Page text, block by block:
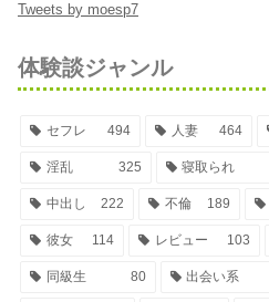
Tweets by moesp7
体験談ジャンル
セフレ 494 人妻 464
淫乱 325 寝取られ
中出し 222 不倫 189
彼女 114 レビュー 103
同級生 80 出会い系